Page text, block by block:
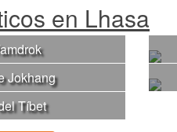
en Lhasa
Jokhang
Tíbet